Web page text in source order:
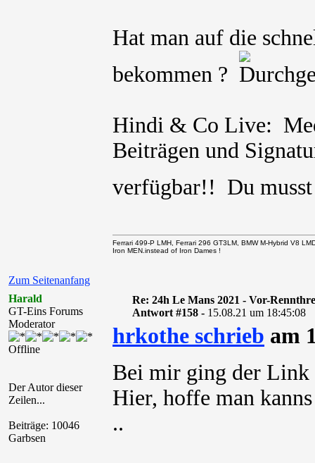
Hat man auf die
bekommen ?
Hindi & Co Live:
Beiträgen und
verfügbar!! Du
Zum Seitenanfang
Ferrari 499-P LMH, Ferrari 296 GT3LM, BMW M-Hybrid V8
Iron MEN.instead of Iron Dames !
Harald
GT-Eins Forums
Moderator
Offline
Der Autor dieser
Zeilen...
Beiträge: 10046
Garbsen
Re: 24h Le Mans 2021 - Vor-
Antwort #158 - 15.08.21 um 18:45:08
hrkothe schrieb am
Bei mir ging der
Hier, hoffe man
..